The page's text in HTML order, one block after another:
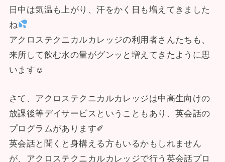
日中は気温も上がり、汗をかく日も増えてきました
ね
アクロステクニカルカレッジの利用者さんたちも、
来所して飲む水の量がグンッと増えてきたように思
います☺
さて、アクロステクニカルカレッジは中高生向けの
放課後等デイサービスということもあり、英会話の
プログラムがあります✐
英会話と聞くと身構える方もいるかもしれません
が、アクロステクニカルカレッジで行う英会話プロ